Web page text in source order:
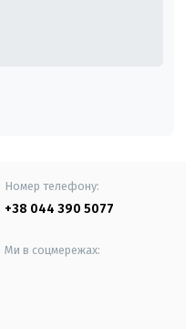
Номер телефону:
+38 044 390 5077
Ми в соцмережах: